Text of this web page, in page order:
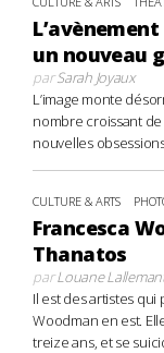
un nouveau
parSarah Joyaux
L’image monte
nombre croissant
nouvelles
CULTURE & ARTS
Francesca
Thanatos
parLouane
Il est des artistes qui
Woodman en est.
treize ans, et se